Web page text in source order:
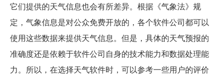
它们提供的天气信息也会有所差异。根据《气象法》规
定，气象信息是对公众免费开放的，各个软件公司都可以
使用这些数据来提供天气信息。但是，具体的天气预报的
准确度还是依赖于软件公司自身的技术能力和数据处理能
力。所以，在选择天气软件时，可以参考一些用户的评价